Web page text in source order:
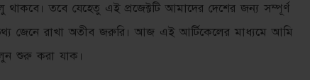
থাকবে। তবে যেহেতু এই প্রজেক্টটি আমাদের দেশের জন্য সম্পূর্ণ
জেনে রাখা অতীব জরুরি। আজ এই আর্টিকেলের মাধ্যমে আমি
শুরু করা যাক।